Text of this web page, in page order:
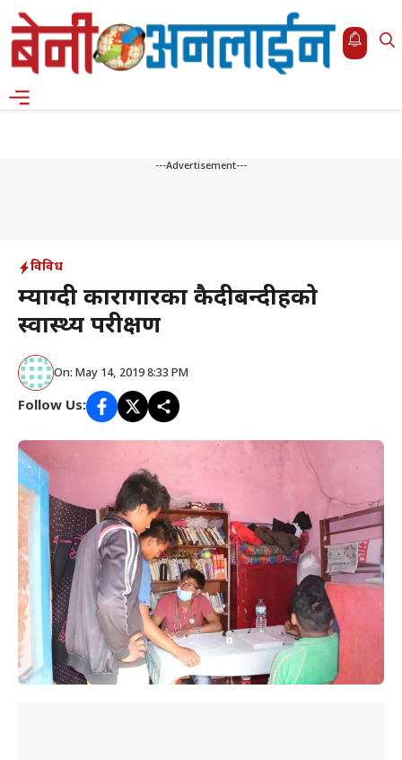
Skip
to
content
---Advertisement---
विविध
म्याग्दी कारागारका कैदीबन्दीहरुको
स्वास्थ्य परीक्षण
On: May 14, 2019 8:33 PM
Follow Us: